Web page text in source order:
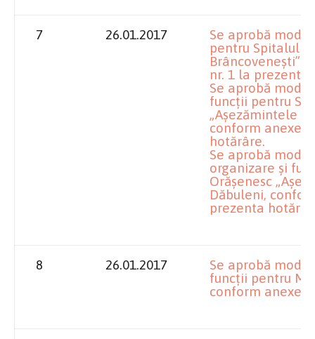
7 26.01.2017
Se aprobă
pentru Spitalul
Brâncoveneşti”
nr. 1 la
Se aprobă
funcţii pentru
„Aşezămintele
conform anexei
hotărâre.
Se aprobă
organizare şi
Orăşenesc
Dăbuleni,
prezenta
8 26.01.2017
Se aprobă
funcţii pentru
conform anexei